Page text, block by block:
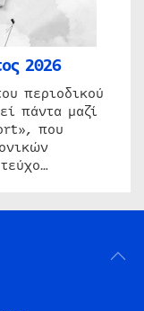
2026
περιοδικού
πάντα μαζί
που